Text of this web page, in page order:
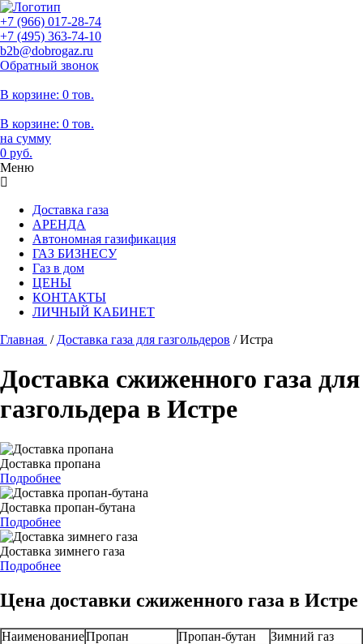
+7 (966) 017-28-74
+7 (495) 363-74-10
b2b@dobrogaz.ru
Обратный звонок
В корзине: 0 тов.
В корзине: 0 тов.
на сумму
0 руб.
Меню
Доставка газа
АРЕНДА
Автономная газификация
ГАЗ БИЗНЕСУ
Газ в дом
ЦЕНЫ
КОНТАКТЫ
ЛИЧНЫЙ КАБИНЕТ
Главная / Доставка газа для газгольдеров /Истра
Доставка сжиженного газа для
газгольдера в Истре
Доставка пропана
Подробнее
Доставка пропан-бутана
Подробнее
Доставка зимнего газа
Подробнее
Цена доставки сжиженного газа в Истре
НаименованиеПропан Пропан-бутан
Зимний газ